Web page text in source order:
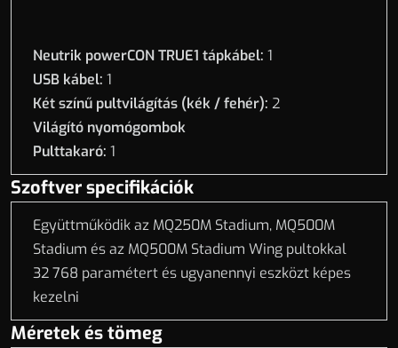
Neutrik powerCON TRUE1 tápkábel: 1
USB kábel: 1
Két színű pultvilágítás (kék / fehér): 2
Világító nyomógombok
Pulttakaró: 1
Szoftver specifikációk
Együttműködik az MQ250M Stadium, MQ500M
Stadium és az MQ500M Stadium Wing pultokkal
32 768 paramétert és ugyanennyi eszközt képes
kezelni
Méretek és tömeg